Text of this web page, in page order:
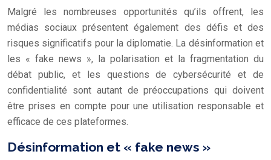
Malgré les nombreuses opportunités qu’ils offrent, les
médias sociaux présentent également des défis et des
risques significatifs pour la diplomatie. La désinformation et
les « fake news », la polarisation et la fragmentation du
débat public, et les questions de cybersécurité et de
confidentialité sont autant de préoccupations qui doivent
être prises en compte pour une utilisation responsable et
efficace de ces plateformes.
Désinformation et « fake news »